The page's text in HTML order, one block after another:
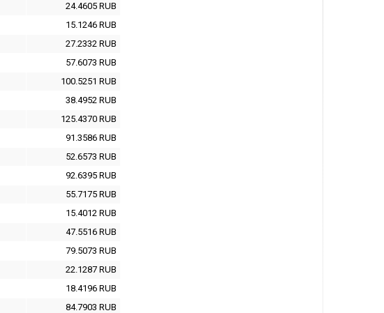
24.4605 RUB
15.1246 RUB
27.2332 RUB
57.6073 RUB
100.5251 RUB
38.4952 RUB
125.4370 RUB
91.3586 RUB
52.6573 RUB
92.6395 RUB
55.7175 RUB
15.4012 RUB
47.5516 RUB
79.5073 RUB
22.1287 RUB
18.4196 RUB
84.7903 RUB